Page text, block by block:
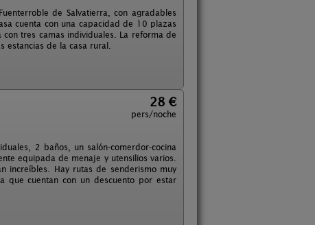
de Salvatierra, con agradables
cuenta con una capacidad de 10 plazas
tres camas individuales. La reforma de
estancias de la casa rural.
28 €
pers/noche
2 baños, un salón-comerdor-cocina
equipada de menaje y utensilios varios.
increíbles. Hay rutas de senderismo muy
que cuentan con un descuento por estar